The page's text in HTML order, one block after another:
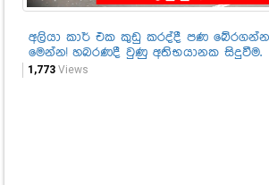
අලියා කාර් එක කුඩු කරද්දී පණ
මෙන්න! හබරණදී වුණු අතිභයානක සිදුවීම.
1,773 Views